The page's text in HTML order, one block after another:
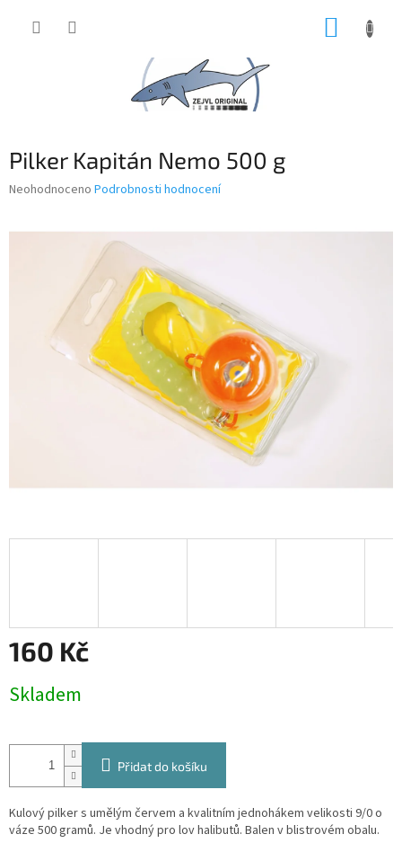
Pilker Kapitán Nemo 500 g
Průměrné
hvězdiček.
Neohodnoceno Podrobnosti hodnocení
160 Kč
cena:
Skladem
Přidat do košíku
Kulový pilker s umělým červem a kvalitním jednohákem velikosti 9/0 o
váze 500 gramů. Je vhodný pro lov halibutů. Balen v blistrovém obalu.